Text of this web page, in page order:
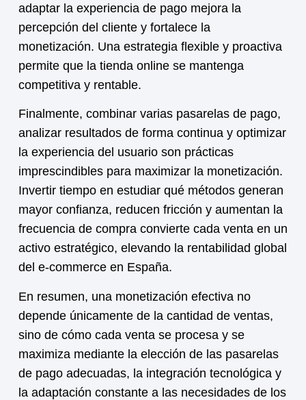
adaptar la experiencia de pago mejora la
percepción del cliente y fortalece la
monetización. Una estrategia flexible y proactiva
permite que la tienda online se mantenga
competitiva y rentable.
Finalmente, combinar varias pasarelas de pago,
analizar resultados de forma continua y optimizar
la experiencia del usuario son prácticas
imprescindibles para maximizar la monetización.
Invertir tiempo en estudiar qué métodos generan
mayor confianza, reducen fricción y aumentan la
frecuencia de compra convierte cada venta en un
activo estratégico, elevando la rentabilidad global
del e-commerce en España.
En resumen, una monetización efectiva no
depende únicamente de la cantidad de ventas,
sino de cómo cada venta se procesa y se
maximiza mediante la elección de las pasarelas
de pago adecuadas, la integración tecnológica y
la adaptación constante a las necesidades de los